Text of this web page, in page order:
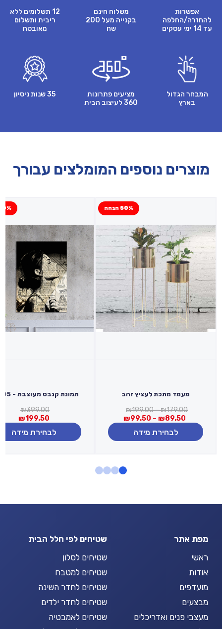
אפשרות
להחזרה/החלפה
עד 14 ימי עסקים
משלוח חינם
בקנייה מעל 200
שח
12 תשלומים ללא
ריבית ותשלום
מאובטח
המבחר הגדול
בארץ
מציעים פתרונות
360 לעיצוב הבית
35 שנות ניסיון
מוצרים נוספים המומלצים עבורך
50% הנחה
מעמד מתכת לעציץ זהב
₪179.00
–
₪199.00
טווח
מחירים:
₪89.50
–
₪99.50
טווח
מחירים:
עד
לבחירת מידה
50%
תמונת קנבס מעוצבת - 30205
₪399.00
היה:
₪399.00.
₪199.50
הוא:
₪199.50.לבחירת מידה
מפת אתר
ראשי
אודות
מועדפים
מבצעים
מעצבי פנים ואדריכלים
שטיחים לפי חלל הבית
שטיחים לסלון
שטיחים למטבח
שטיחים לחדר השינה
שטיחים לחדר ילדים
שטיחים לאמבטיה